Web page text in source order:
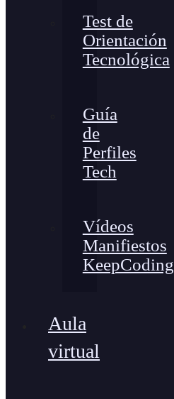
Test de
Orientación
Tecnológica
Guía
de
Perfiles
Tech
Vídeos
Manifiestos
KeepCoding
Aula
virtual